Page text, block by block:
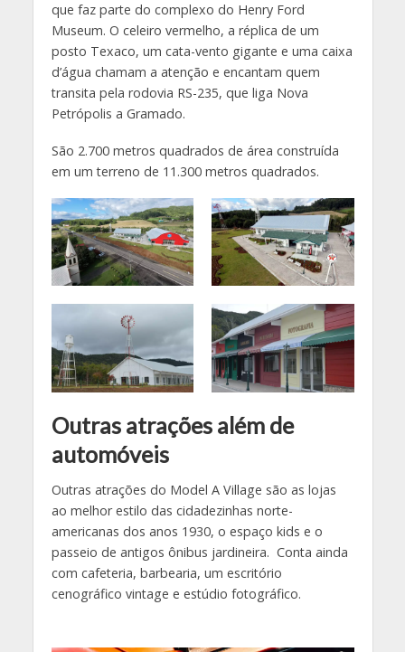
que faz parte do complexo do Henry Ford
Museum. O celeiro vermelho, a réplica de um
posto Texaco, um cata-vento gigante e uma caixa
d’água chamam a atenção e encantam quem
transita pela rodovia RS-235, que liga Nova
Petrópolis a Gramado.
São 2.700 metros quadrados de área construída
em um terreno de 11.300 metros quadrados.
Outras atrações além de
automóveis
Outras atrações do Model A Village são as lojas
ao melhor estilo das cidadezinhas norte-
americanas dos anos 1930, o espaço kids e o
passeio de antigos ônibus jardineira. Conta ainda
com cafeteria, barbearia, um escritório
cenográfico vintage e estúdio fotográfico.